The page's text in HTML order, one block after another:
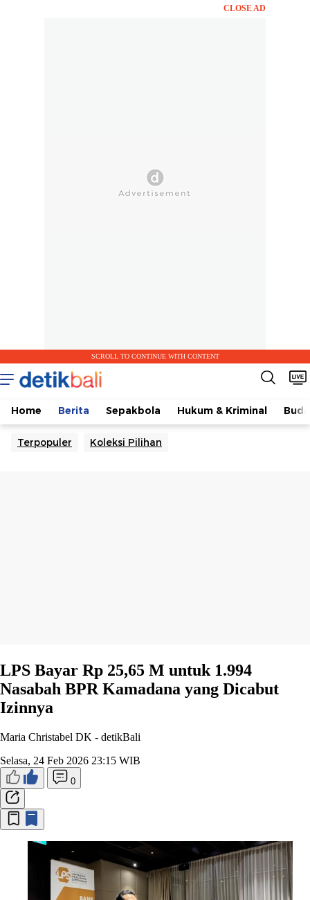
CLOSE AD
SCROLL TO CONTINUE WITH CONTENT
Home Berita Sepakbola Hukum & Kriminal
Terpopuler Koleksi Pilihan
LPS Bayar Rp 25,65 M untuk 1.994
Nasabah BPR Kamadana yang Dicabut
Izinnya
Maria Christabel DK - detikBali
Selasa, 24 Feb 2026 23:15 WIB
0